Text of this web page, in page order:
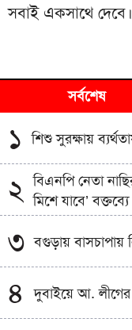
সবাই একসাথে দেবে।
সর্বশেষ
১ শিশু সুরক্ষায়
২
বিএনপি নেতা
মিশে যাবে’
৩ বগুড়ায়
৪ দুবাইয়ে আ.